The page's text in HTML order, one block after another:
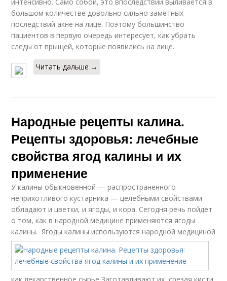
интенсивно. Само собой, это впоследствии выливается в
большом количестве довольно сильно заметных
последствий акне на лице. Поэтому большинство
пациентов в первую очередь интересует, как убрать
следы от прыщей, которые появились на лице.
Читать дальше →
Народные рецепты калина.
Рецепты здоровья: лечебные
свойства ягод калины и их
применение
У калины обыкновенной — распространенного
неприхотливого кустарника — целебными свойствами
обладают и цветки, и ягоды, и кора. Сегодня речь пойдет
о том, как в народной медицине применяются ягоды
калины. Ягоды калины используются народной медициной